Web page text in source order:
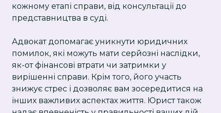
кожному етапі справи, від консультації до
представництва в суді.
Адвокат допомагає уникнути юридичних
помилок, які можуть мати серйозні наслідки,
як-от фінансові втрати чи затримки у
вирішенні справи. Крім того, його участь
знижує стрес і дозволяє вам зосередитися на
інших важливих аспектах життя. Юрист також